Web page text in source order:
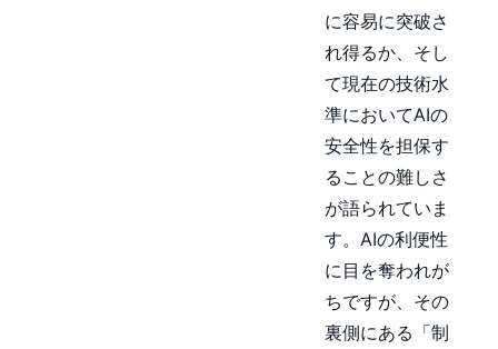
に容易に突破さ
れ得るか、そし
て現在の技術水
準においてAIの
安全性を担保す
ることの難しさ
が語られていま
す。AIの利便性
に目を奪われが
ちですが、その
裏側にある「制